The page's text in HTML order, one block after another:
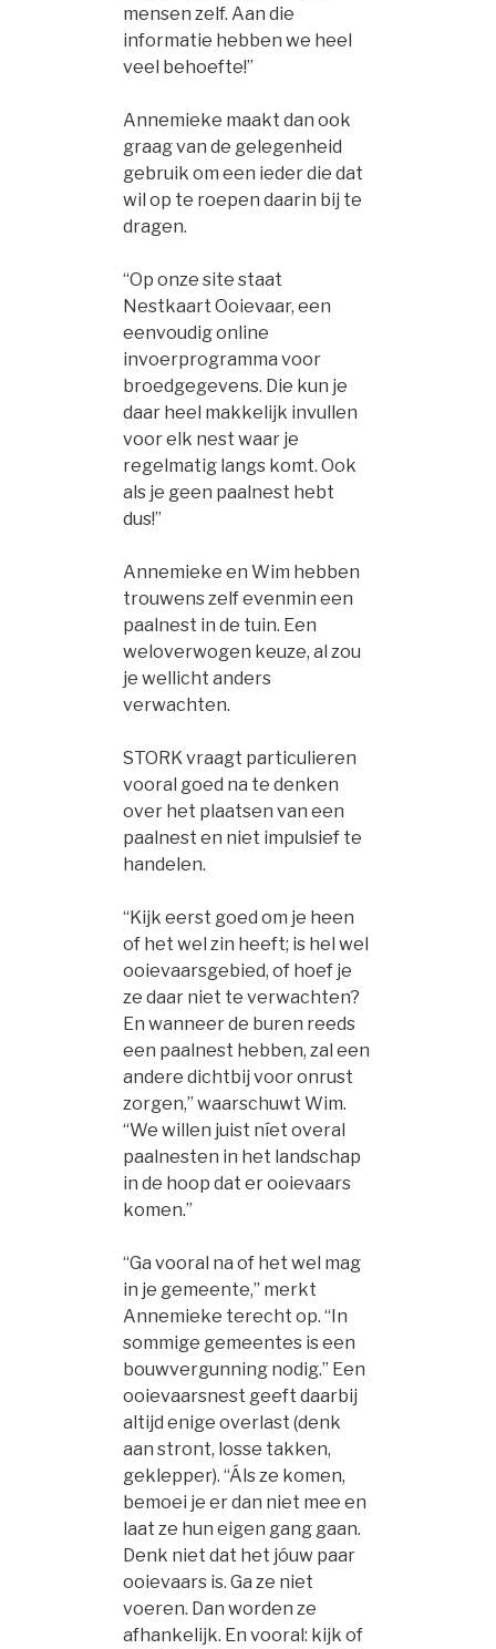
mensen zelf. Aan die
informatie hebben we heel
veel behoefte!”
Annemieke maakt dan ook
graag van de gelegenheid
gebruik om een ieder die dat
wil op te roepen daarin bij te
dragen.
“Op onze site staat
Nestkaart Ooievaar, een
eenvoudig online
invoerprogramma voor
broedgegevens. Die kun je
daar heel makkelijk invullen
voor elk nest waar je
regelmatig langs komt. Ook
als je geen paalnest hebt
dus!”
Annemieke en Wim hebben
trouwens zelf evenmin een
paalnest in de tuin. Een
weloverwogen keuze, al zou
je wellicht anders
verwachten.
STORK vraagt particulieren
vooral goed na te denken
over het plaatsen van een
paalnest en niet impulsief te
handelen.
“Kijk eerst goed om je heen
of het wel zin heeft; is hel wel
ooievaarsgebied, of hoef je
ze daar niet te verwachten?
En wanneer de buren reeds
een paalnest hebben, zal een
andere dichtbij voor onrust
zorgen,” waarschuwt Wim.
“We willen juist níet overal
paalnesten in het landschap
in de hoop dat er ooievaars
komen.”
“Ga vooral na of het wel mag
in je gemeente,” merkt
Annemieke terecht op. “In
sommige gemeentes is een
bouwvergunning nodig.” Een
ooievaarsnest geeft daarbij
altijd enige overlast (denk
aan stront, losse takken,
geklepper). “Áls ze komen,
bemoei je er dan niet mee en
laat ze hun eigen gang gaan.
Denk niet dat het jóuw paar
ooievaars is. Ga ze niet
voeren. Dan worden ze
afhankelijk. En vooral: kijk of